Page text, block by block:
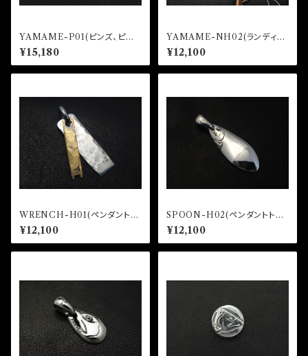
YAMAME-P01(ピンズ、ピン
バッジ)
¥15,180
YAMAME-NH02(ランディン
グネットホルダー)
¥12,100
WRENCH-H01(ペンダントト
ップ）
¥12,100
SPOON-H02(ペンダントトッ
プ）
¥12,100